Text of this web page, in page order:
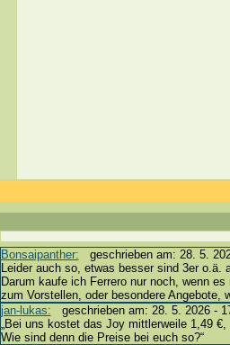
Bonsaipanther: geschrieben am: 28. 5.
Leider auch so, etwas besser sind 3er o.ä.
Darum kaufe ich Ferrero nur noch, wenn
zum Vorstellen, oder besondere Angebote,
jan-lukas: geschrieben am: 28. 5. 2026 -
„Bei uns kostet das Joy mittlerweile 1,49
Wie sind denn die Preise bei euch so?“